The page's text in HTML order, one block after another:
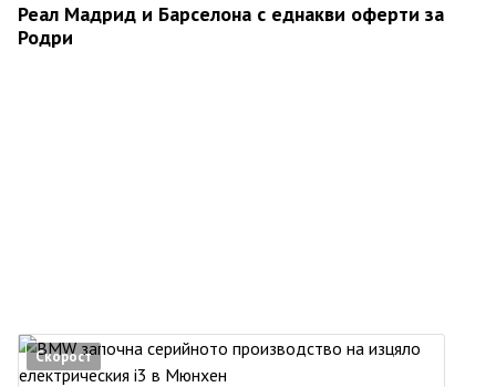
Реал Мадрид и Барселона с еднакви оферти за
Родри
Скорост